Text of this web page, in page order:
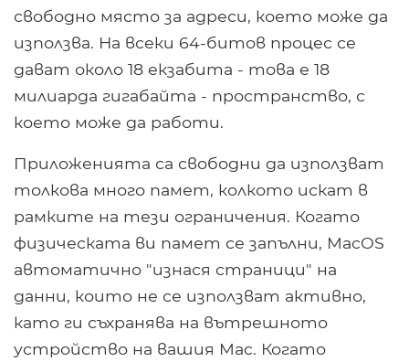
свободно място за адреси, което може да
използва. На всеки 64-битов процес се
дават около 18 екзабита - това е 18
милиарда гигабайта - пространство, с
което може да работи.
Приложенията са свободни да използват
толкова много памет, колкото искат в
рамките на тези ограничения. Когато
физическата ви памет се запълни, MacOS
автоматично "изнася страници" на
данни, които не се използват активно,
като ги съхранява на вътрешното
устройство на вашия Mac. Когато